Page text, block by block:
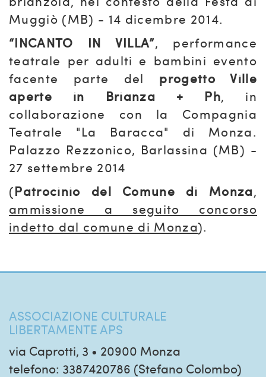
Muggiò (MB) - 14 dicembre 2014.
“INCANTO IN VILLA”, performance
teatrale per adulti e bambini evento
facente parte del progetto Ville
aperte in Brianza + Ph, in
collaborazione con la Compagnia
Teatrale "La Baracca" di Monza.
Palazzo Rezzonico, Barlassina (MB) -
27 settembre 2014
(Patrocinio del Comune di Monza,
ammissione a seguito concorso
indetto dal comune di Monza).
ASSOCIAZIONE CULTURALE
LIBERTAMENTE APS
via Caprotti, 3 • 20900 Monza
telefono: 3387420786 (Stefano Colombo)